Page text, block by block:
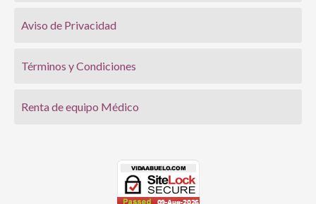
Aviso de Privacidad
Términos y Condiciones
Renta de equipo Médico